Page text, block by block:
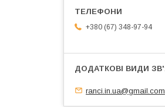
+380 (67) 348-97-94
ranci.in.ua@gmail.com